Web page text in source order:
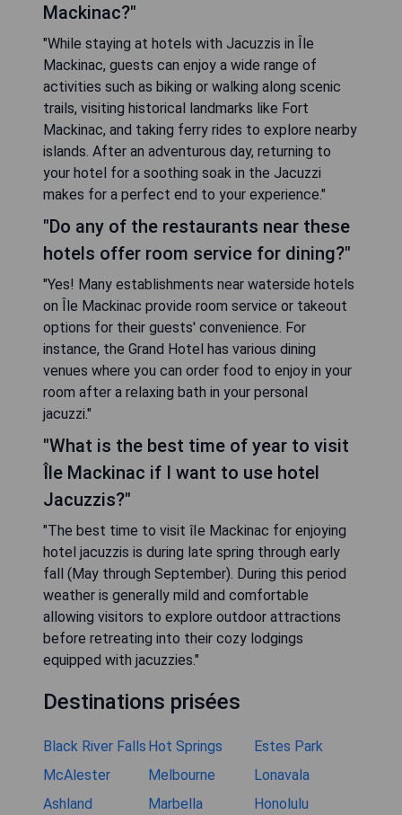
Mackinac?"
"While staying at hotels with Jacuzzis in Île
Mackinac, guests can enjoy a wide range of
activities such as biking or walking along scenic
trails, visiting historical landmarks like Fort
Mackinac, and taking ferry rides to explore nearby
islands. After an adventurous day, returning to
your hotel for a soothing soak in the Jacuzzi
makes for a perfect end to your experience."
"Do any of the restaurants near these
hotels offer room service for dining?"
"Yes! Many establishments near waterside hotels
on Île Mackinac provide room service or takeout
options for their guests' convenience. For
instance, the Grand Hotel has various dining
venues where you can order food to enjoy in your
room after a relaxing bath in your personal
jacuzzi."
"What is the best time of year to visit
Île Mackinac if I want to use hotel
Jacuzzis?"
"The best time to visit îIe Mackinac for enjoying
hotel jacuzzis is during late spring through early
fall (May through September). During this period
weather is generally mild and comfortable
allowing visitors to explore outdoor attractions
before retreating into their cozy lodgings
equipped with jacuzzies."
Destinations prisées
Black River Falls Hot Springs
Estes Park
McAlester
Melbourne
Lonavala
Ashland
Marbella Honolulu